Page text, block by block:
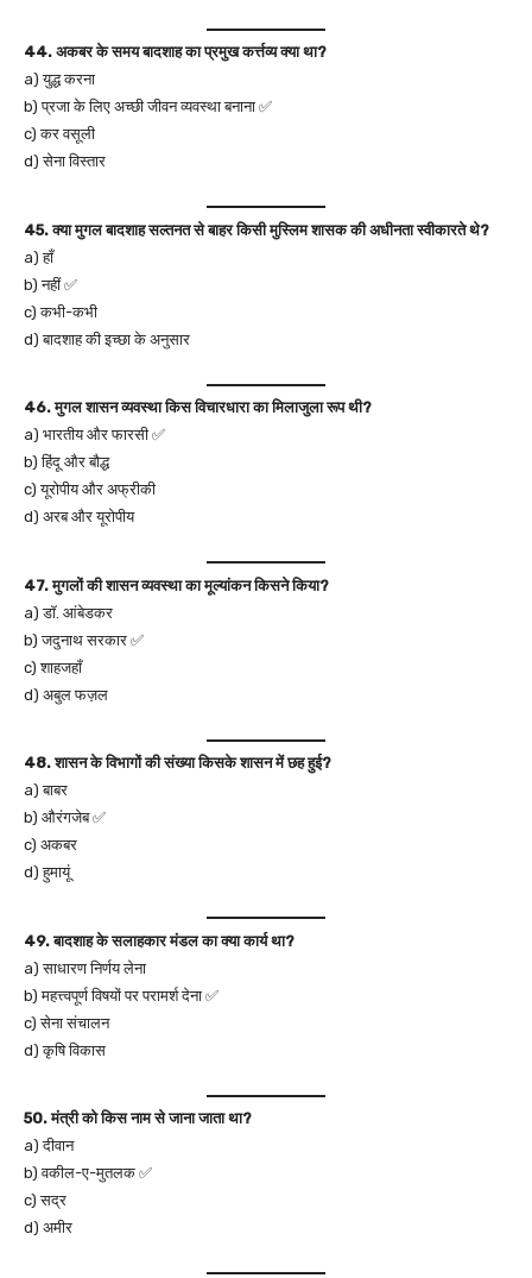
44. अकबर के समय बादशाह का प्रमुख कर्त्तव्य क्या था?
a) युद्ध करना
b) प्रजा के लिए अच्छी जीवन व्यवस्था बनाना ✅
c) कर वसूली
d) सेना विस्तार
45. क्या मुगल बादशाह सल्तनत से बाहर किसी मुस्लिम शासक की अधीनता स्वीकारते थे?
a) हाँ
b) नहीं ✅
c) कभी-कभी
d) बादशाह की इच्छा के अनुसार
46. मुगल शासन व्यवस्था किस विचारधारा का मिलाजुला रूप थी?
a) भारतीय और फारसी ✅
b) हिंदू और बौद्ध
c) यूरोपीय और अफ्रीकी
d) अरब और यूरोपीय
47. मुगलों की शासन व्यवस्था का मूल्यांकन किसने किया?
a) डॉ. आंबेडकर
b) जदुनाथ सरकार ✅
c) शाहजहाँ
d) अबुल फज़ल
48. शासन के विभागों की संख्या किसके शासन में छह हुई?
a) बाबर
b) औरंगजेब ✅
c) अकबर
d) हुमायूं
49. बादशाह के सलाहकार मंडल का क्या कार्य था?
a) साधारण निर्णय लेना
b) महत्त्वपूर्ण विषयों पर परामर्श देना ✅
c) सेना संचालन
d) कृषि विकास
50. मंत्री को किस नाम से जाना जाता था?
a) दीवान
b) वकील-ए-मुतलक ✅
c) सद्र
d) अमीर